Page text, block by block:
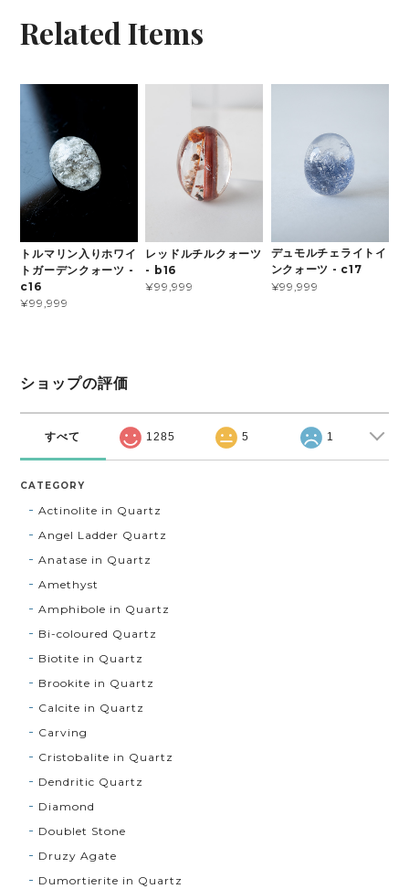
Related Items
トルマリン入りホワイ
トガーデンクォーツ -
c16
¥99,999
レッドルチルクォーツ
- b16
¥99,999
デュモルチェライトイ
ンクォーツ - c17
¥99,999
ショップの評価
すべて 1285 5 1
CATEGORY
Actinolite in Quartz
Angel Ladder Quartz
Anatase in Quartz
Amethyst
Amphibole in Quartz
Bi-coloured Quartz
Biotite in Quartz
Brookite in Quartz
Calcite in Quartz
Carving
Cristobalite in Quartz
Dendritic Quartz
Diamond
Doublet Stone
Druzy Agate
Dumortierite in Quartz